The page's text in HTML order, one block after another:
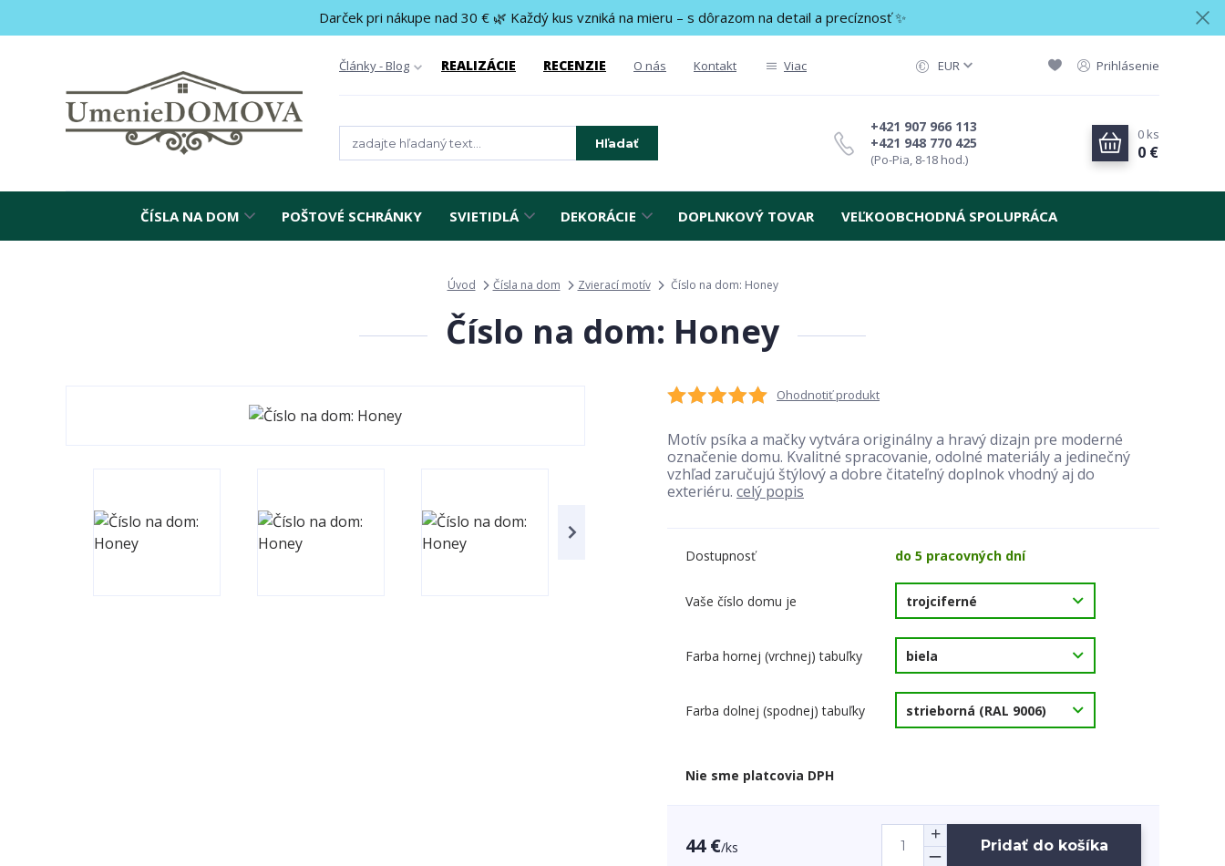
Darček pri nákupe nad 30 € 🌿 Každý kus vzniká na mieru – s dôrazom na detail a precíznosť ✨
Články - Blog REALIZÁCIE RECENZIE O nás Kontakt Viac EUR Prihlásenie
Hľadať +421 948 770 425
+421 907 966 113
(Po-Pia, 8-18 hod.)
0 ks
0 €
ČÍSLA NA DOM POŠTOVÉ SCHRÁNKY SVIETIDLÁ DEKORÁCIE DOPLNKOVÝ TOVAR VEĽKOOBCHODNÁ SPOLUPRÁCA
Úvod Čísla na dom Zvierací motív Číslo na dom: Honey
Číslo na dom: Honey
Ohodnotiť produkt
Motív psíka a mačky vytvára originálny a hravý dizajn pre moderné
označenie domu. Kvalitné spracovanie, odolné materiály a jedinečný
vzhľad zaručujú štýlový a dobre čitateľný doplnok vhodný aj do
exteriéru. celý popis
Dostupnosť do 5 pracovných dní
Vaše číslo domu je
Farba hornej (vrchnej) tabuľky
Farba dolnej (spodnej) tabuľky
Nie sme platcovia DPH
44 €/ks Pridať do košíka